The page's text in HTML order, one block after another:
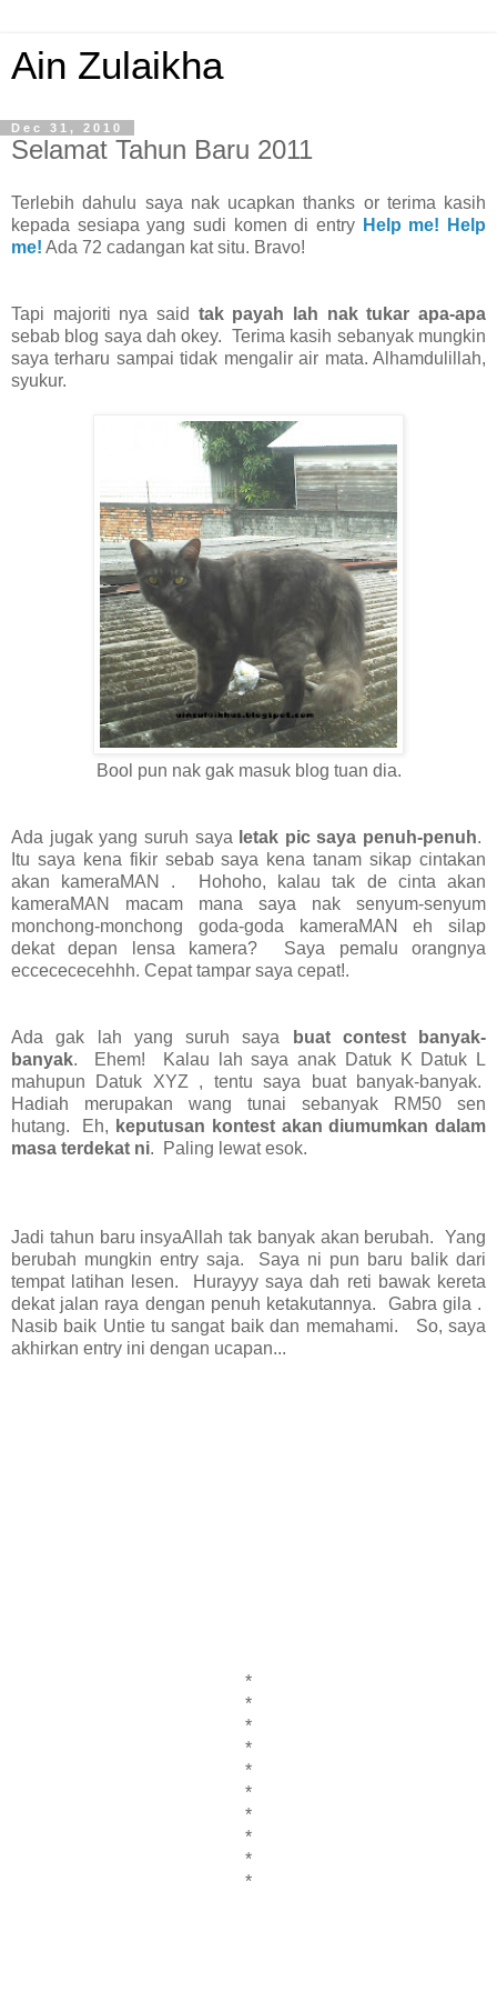
Ain Zulaikha
Dec 31, 2010
Selamat Tahun Baru 2011
Terlebih dahulu saya nak ucapkan thanks or terima kasih
kepada sesiapa yang sudi komen di entry Help me! Help
me! Ada 72 cadangan kat situ. Bravo!
Tapi majoriti nya said tak payah lah nak tukar apa-apa
sebab blog saya dah okey. Terima kasih sebanyak mungkin
saya terharu sampai tidak mengalir air mata. Alhamdulillah,
syukur.
Bool pun nak gak masuk blog tuan dia.
Ada jugak yang suruh saya letak pic saya penuh-penuh.
Itu saya kena fikir sebab saya kena tanam sikap cintakan
akan kameraMAN . Hohoho, kalau tak de cinta akan
kameraMAN macam mana saya nak senyum-senyum
monchong-monchong goda-goda kameraMAN eh silap
dekat depan lensa kamera? Saya pemalu orangnya
eccecececehhh. Cepat tampar saya cepat!.
Ada gak lah yang suruh saya
buat contest banyak-
banyak. Ehem! Kalau lah saya anak Datuk K Datuk L
mahupun Datuk XYZ , tentu saya buat banyak-banyak.
Hadiah merupakan wang tunai sebanyak RM50 sen
hutang. Eh, keputusan kontest akan diumumkan dalam
masa terdekat ni. Paling lewat esok.
Jadi tahun baru insyaAllah tak banyak akan berubah. Yang
berubah mungkin entry saja. Saya ni pun baru balik dari
tempat latihan lesen. Hurayyy saya dah reti bawak kereta
dekat jalan raya dengan penuh ketakutannya. Gabra gila .
Nasib baik Untie tu sangat baik dan memahami. So, saya
akhirkan entry ini dengan ucapan...
*
*
*
*
*
*
*
*
*
*